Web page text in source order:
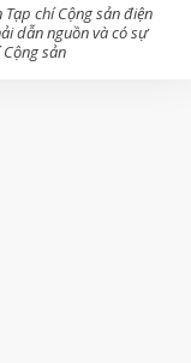
chí Cộng sản điện
dẫn nguồn và có sự
sản